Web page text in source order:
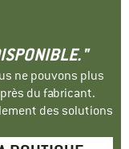
ne pouvons plus
du fabricant.
des solutions